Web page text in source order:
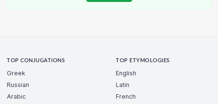
TOP CONJUGATIONS
Greek
Russian
Arabic
TOP ETYMOLOGIES
English
Latin
French